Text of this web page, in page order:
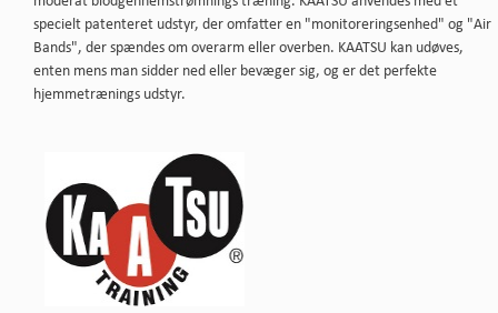
specielt patenteret udstyr, der omfatter en "monitoreringsenhed" og "Air
Bands", der spændes om overarm eller overben. KAATSU kan udøves,
enten mens man sidder ned eller bevæger sig, og er det perfekte
hjemmetrænings udstyr.